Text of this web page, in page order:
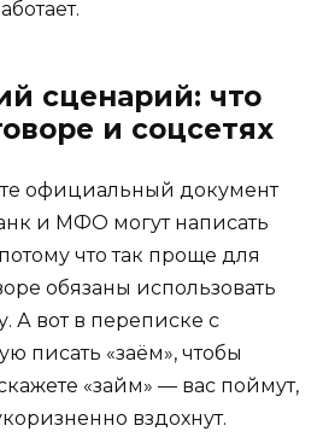
сценарий: что
и соцсетях
официальный документ
и МФО могут написать
что так проще для
обязаны использовать
А вот в переписке с
писать «заём», чтобы
«займ» — вас поймут,
вздохнут.